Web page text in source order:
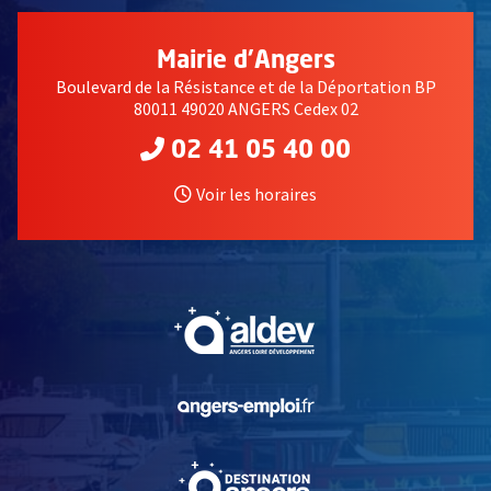
Mairie d'Angers
Boulevard de la Résistance et de la Déportation BP
80011 49020 ANGERS Cedex 02
02 41 05 40 00
Voir les horaires
, Ouvre une nouvelle